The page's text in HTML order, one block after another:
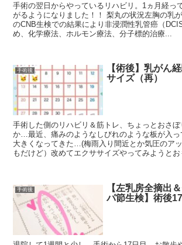
手術の翌日からやっているリハビリ。1ヵ月経っ
がるようになりました！！ 梨丸の状況左胸の乳
のCNB生検での結果により非浸潤性乳管癌（
め、化学療法、ホルモン療法、分子標的治療...
手術後
【術後】乳がん
サイズ（再）
手術した側のリハビリ＆筋トレ、ちょっとおさ
か…最近、痛みのようなしびれのような板が入
大きくなってきた…(梅雨入り間近とか気圧のア
もだけど）改めてエクササイズやってみようと
手術後
【左乳房全摘出
パ節生検】術後